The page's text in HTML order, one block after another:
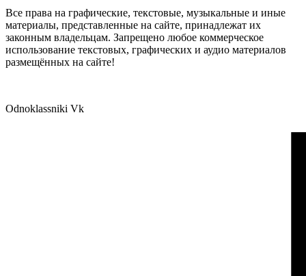
Все права на графические, текстовые, музыкальные и иные
материалы, представленные на сайте, принадлежат их
законным владельцам. Запрещено любое коммерческое
использование текстовых, графических и аудио материалов
размещённых на сайте!
Odnoklassniki Vk